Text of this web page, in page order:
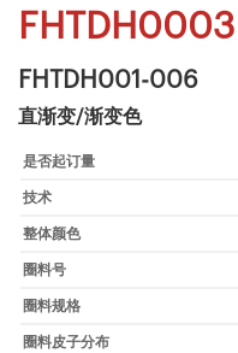
FHTDH0003
FHTDH001-006
直渐变/渐变色
是否起订量
技术
整体颜色
圈料号
圈料规格
圈料皮子分布